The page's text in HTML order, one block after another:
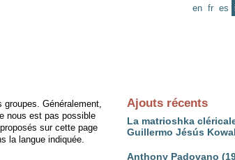
en fr es
Ajouts récents
La matrioshka
Guillermo Jésús
Anthony Padovano
Généralement,
nous est pas possible
sur cette page
la langue indiquée.